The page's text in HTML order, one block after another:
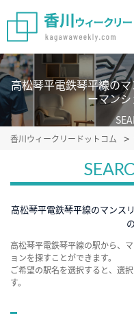
高松琴平電鉄琴平線の
ーマン
香川ウィークリードットコム
高松琴平電鉄琴平線のマンス
高松琴平電鉄琴平線の駅から、
ョンを探すことができます。
ご希望の駅名を選択すると、選
す。